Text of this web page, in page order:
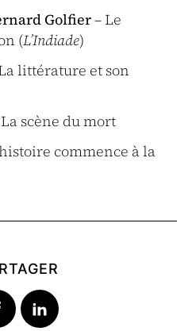
Golfier– Le
(L’Indiade)
littérature et son
scène du mort
commence à la